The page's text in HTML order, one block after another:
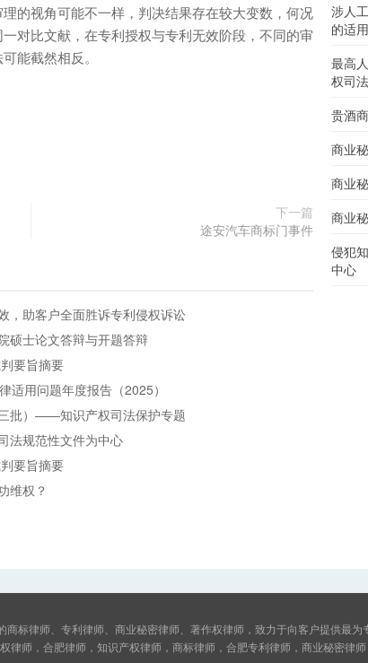
的视角可能不一样，判决结果存在较大变数，何况
对比文献，在专利授权与专利无效阶段，不同的审
能截然相反。
下一篇
途安汽车商标门事件
，助客户全面胜诉专利侵权诉讼
硕士论文答辩与开题答辩
要旨摘要
适用问题年度报告（2025）
批）——知识产权司法保护专题
法规范性文件为中心
要旨摘要
维权？
涉人
的适
最高
权司
贵酒
商业
商业
商业
侵犯
中心
标律师、专利律师、商业秘密律师、著作权律师，致力于向客户提供最为
律师，合肥律师，知识产权律师，商标律师，合肥专利律师，商业秘密律